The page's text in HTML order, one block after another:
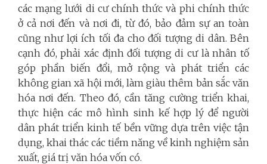
các mạng lưới di cư chính thức và phi chính thức
ở cả nơi đến và nơi đi, từ đó, bảo đảm sự an toàn
cũng như lợi ích tối đa cho đối tượng di dân. Bên
cạnh đó, phải xác định đối tượng di cư là nhân tố
góp phần biến đổi, mở rộng và phát triển các
không gian xã hội mới, làm giàu thêm bản sắc văn
hóa nơi đến. Theo đó, cần tăng cường triển khai,
thực hiện các mô hình sinh kế hợp lý để người
dân phát triển kinh tế bền vững dựa trên việc tận
dụng, khai thác các tiềm năng về kinh nghiệm sản
xuất, giá trị văn hóa vốn có.